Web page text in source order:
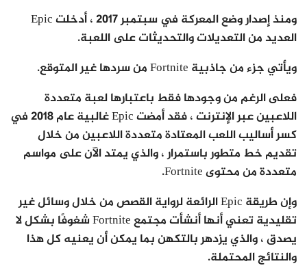
ومنذ إصدار وضع المعركة في سبتمبر 2017 ، أدخلت Epic
العديد من التعديلات والتحديثات على اللعبة.
ويأتي جزء من جاذبية Fortnite من سردها غير المتوقع.
فعلى الرغم من وجودها فقط باعتبارها لعبة متعددة
اللاعبين عبر الإنترنت ، فقد أمضت Epic غالبية عام 2018 في
كسر أساليب اللعب المعتادة متعددة اللاعبين من خلال
تقديم خط متطور باستمرار ، والذي يمتد الآن على مواسم
متعددة من محتوى Fortnite.
وإن طريقة Epic الرائعة لرواية القصص من خلال وسائل غير
تقليدية تعني أنها أنشأت مجتمع Fortnite شغوفًا بشكل لا
يصدق ، والذي يزدهر بالتكهن بما يمكن أن يعنيه كل هذا
والنتائج المحتملة.